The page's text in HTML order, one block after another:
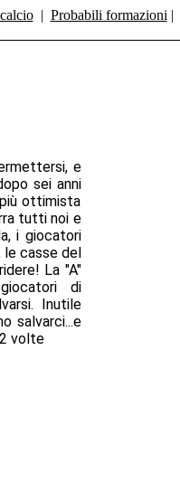
| Probabili formazioni |
e
sei anni
ottimista
tutti noi e
i giocatori
le casse del
La "A"
di
Inutile
salvarci...e
volte